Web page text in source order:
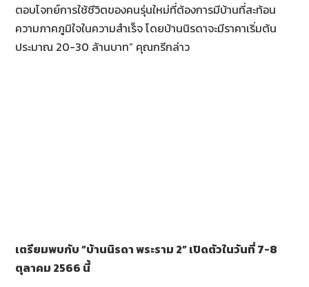
ตอบโจทย์การใช้ชีวิตของคนรุ่นใหม่ที่ต้องการมีบ้านที่สะท้อน
ความภาคภูมิใจในความสำเร็จ โดยบ้านนิรดาจะมีราคาเริ่มต้น
ประมาณ 20-30 ล้านบาท” คุณกรีกล่าว
เตรียมพบกับ “บ้านนิรดา พระราม 2” เปิดตัวในวันที่ 7-8
ตุลาคม 2566 นี้